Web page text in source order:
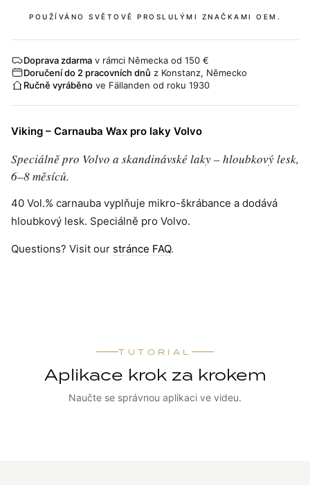
POUŽÍVÁNO SVĚTOVĚ PROSLULÝMI ZNAČKAMI OEM.
Doprava zdarma v rámci Německa od 150 €
Doručení do 2 pracovních dnů z Konstanz, Německo
Ručně vyráběno ve Fällanden od roku 1930
Viking – Carnauba Wax pro laky Volvo
Speciálně pro Volvo a skandinávské laky – hloubkový lesk,
6–8 měsíců.
40 Vol.% carnauba vyplňuje mikro-škrábance a dodává
hloubkový lesk. Speciálně pro Volvo.
Questions? Visit our stránce FAQ.
TUTORIAL
Aplikace krok za krokem
Naučte se správnou aplikaci ve videu.